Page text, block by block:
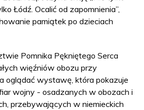
Łódź. Ocalić od zapomnienia”,
pamiątek po dzieciach
Pomnika Pękniętego Serca
więźniów obozu przy
oglądać wystawę, która pokazuje
wojny - osadzanych w obozach i
przebywających w niemieckich